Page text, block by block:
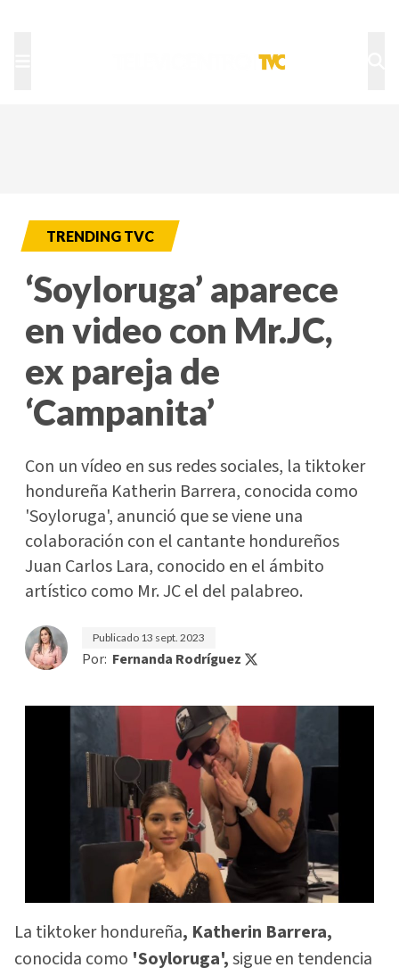
TRENDING TVC
‘Soyloruga’ aparece
en video con Mr.JC,
ex pareja de
‘Campanita’
Con un vídeo en sus redes sociales, la tiktoker
hondureña Katherin Barrera, conocida como
'Soyloruga', anunció que se viene una
colaboración con el cantante hondureños
Juan Carlos Lara, conocido en el ámbito
artístico como Mr. JC el del palabreo.
Publicado 13 sept. 2023
Por: Fernanda Rodríguez
La tiktoker hondureña, Katherin Barrera,
conocida como 'Soyloruga',sigue en tendencia